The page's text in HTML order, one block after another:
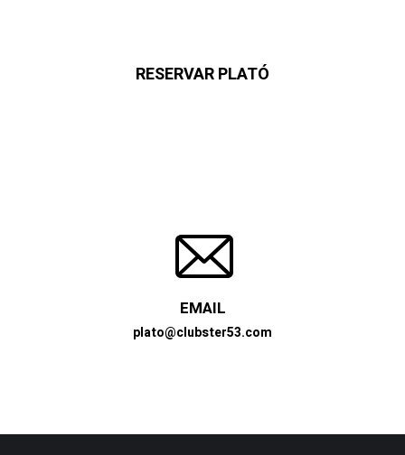
RESERVAR PLATÓ
EMAIL
plato@clubster53.com